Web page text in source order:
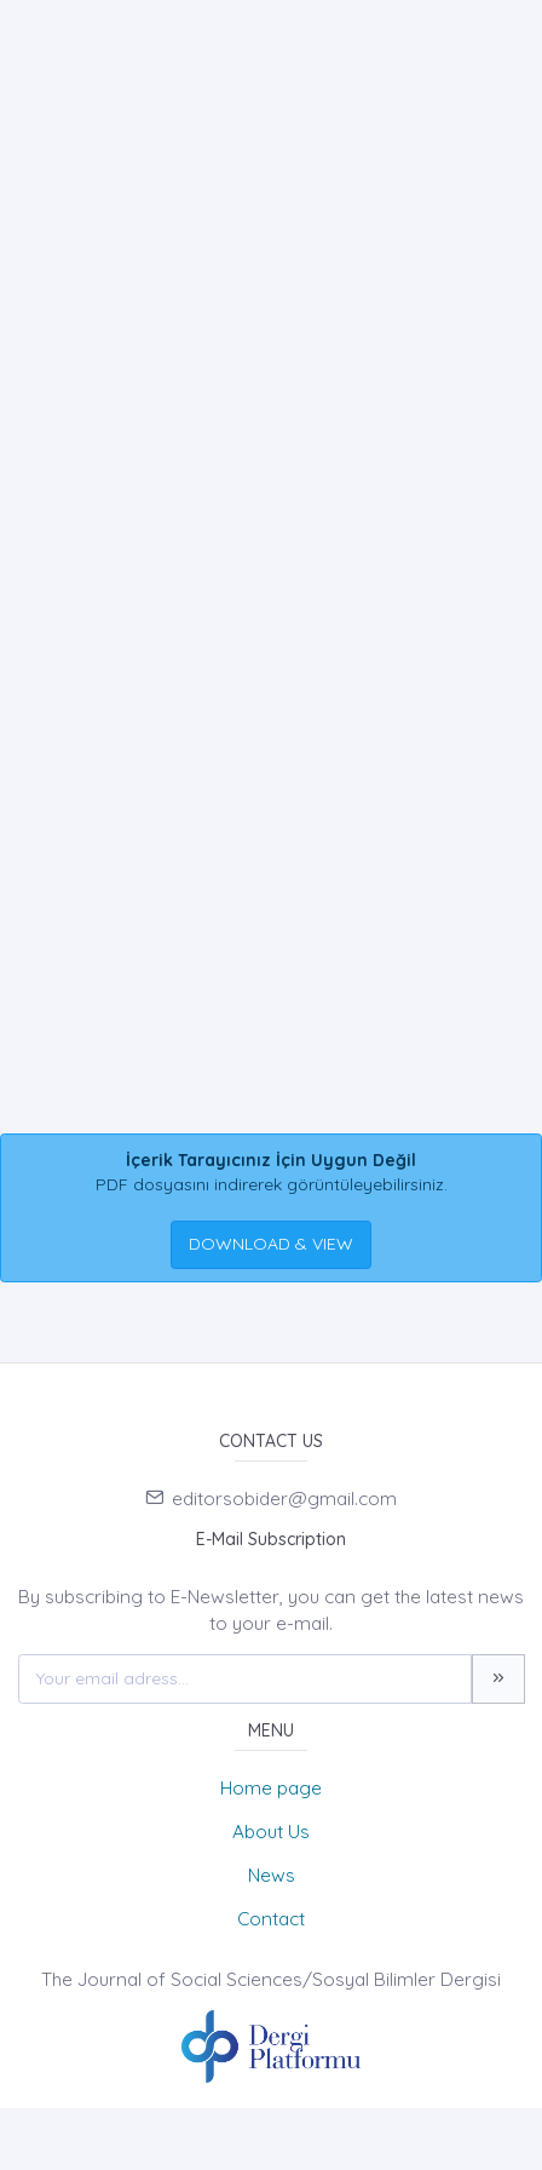
İçerik Tarayıcınız İçin Uygun Değil
PDF dosyasını indirerek görüntüleyebilirsiniz.
DOWNLOAD & VIEW
CONTACT US
editorsobider@gmail.com
E-Mail Subscription
By subscribing to E-Newsletter, you can get the latest news
to your e-mail.
MENU
Home page
About Us
News
Contact
The Journal of Social Sciences/Sosyal Bilimler Dergisi